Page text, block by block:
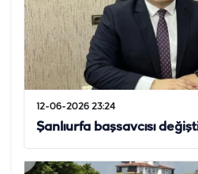
12-06-2026 23:24
Şanlıurfa başsavcısı